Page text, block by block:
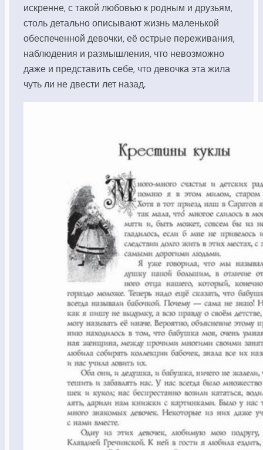
искренне, с такой любовью к родным и друзьям,
столь детально описывают жизнь маленькой
обеспеченной девочки, её острые переживания,
наблюдения и размышления, что невозможно
даже и представить себе, что девочка эта жила
чуть ли не двести лет назад.